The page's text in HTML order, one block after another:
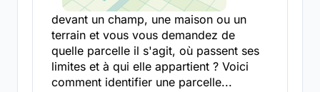
devant un champ, une maison ou un
terrain et vous vous demandez de
quelle parcelle il s'agit, où passent ses
limites et à qui elle appartient ? Voici
comment identifier une parcelle...